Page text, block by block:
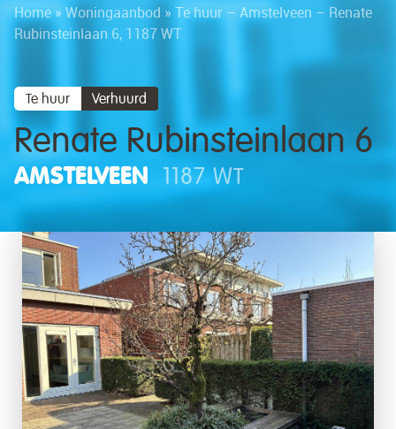
Home» Woningaanbod » Te huur – Amstelveen – Renate
Rubinsteinlaan 6, 1187 WT
Te huur Verhuurd
Renate Rubinsteinlaan 6
AMSTELVEEN 1187 WT